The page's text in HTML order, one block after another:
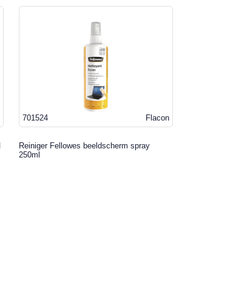
Flacon
701524
Reiniger Fellowes beeldscherm spray
250ml